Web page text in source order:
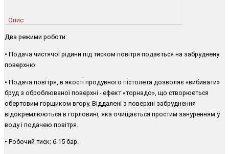
Опис
Два режими роботи:
• Подача чистячої рідини під тиском повітря подається на забруднену
поверхню.
• Подача повітря, в якості продувного пістолета дозволяє «вибивати»
бруд з оброблюваної поверхні - ефект «торнадо», що створюється
обертовим горщиком вгору. Віддалені з поверхні забруднення
відокремлюються в горловині, яка очищається простим зануренням у
воду і подачею повітря.
• Робочий тиск: 6-15 бар.